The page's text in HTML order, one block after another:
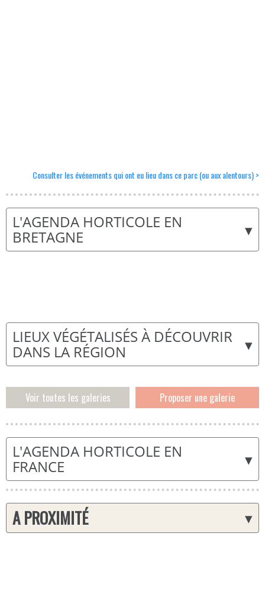
Consulter les événements qui ont eu lieu dans ce parc (ou aux alentours) >
▾
L'AGENDA HORTICOLE EN
BRETAGNE
▾
LIEUX VÉGÉTALISÉS À DÉCOUVRIR
DANS LA RÉGION
Voir toutes les galeries Proposer une galerie
▾
L'AGENDA HORTICOLE EN
FRANCE
▾
A PROXIMITÉ